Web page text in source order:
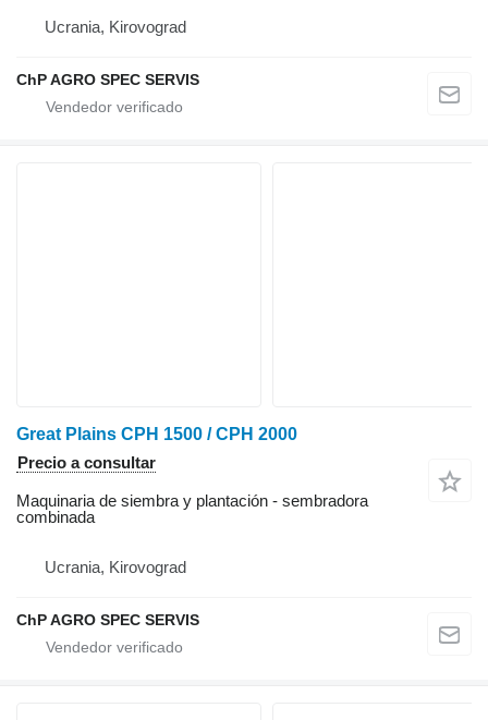
Ucrania, Kirovograd
ChP AGRO SPEC SERVIS
Great Plains CPH 1500 / CPH 2000
Precio a consultar
Maquinaria de siembra y plantación - sembradora
combinada
Ucrania, Kirovograd
ChP AGRO SPEC SERVIS